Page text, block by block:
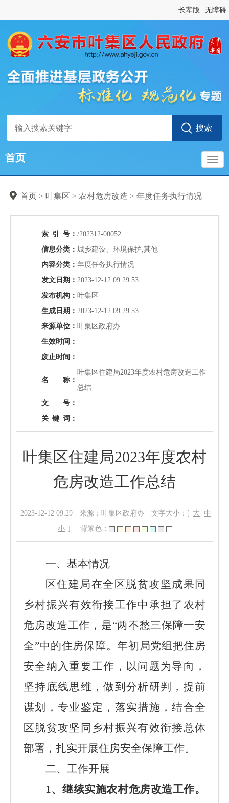
长辈版 无障碍
首页
首页 > 叶集区 > 农村危房改造 > 年度任务执行情况
索 引 号： /202312-00052
信息分类： 城乡建设、环境保护,其他
内容分类： 年度任务执行情况
发文日期： 2023-12-12 09:29:53
发布机构： 叶集区
生成日期： 2023-12-12 09:29:53
来源单位： 叶集区政府办
生效时间：
废止时间：
名 称：
叶集区住建局2023年度农村危房改造工作
总结
文 号：
关 键 词：
叶集区住建局2023年度农村
危房改造工作总结
2023-12-12 09:29 来源：叶集区政府办 文字大小：[ 大
中
小 ] 背景色：
一、基本情况
区住建局在全区脱贫攻坚成果同
乡村振兴有效衔接工作中承担了农村
危房改造工作，是“两不愁三保障一安
全”中的住房保障。年初局党组把住房
安全纳入重要工作，以问题为导向，
坚持底线思维，做到分析研判，提前
谋划，专业鉴定，落实措施，结合全
区脱贫攻坚同乡村振兴有效衔接总体
部署，扎实开展住房安全保障工作。
二、工作开展
1、继续实施农村危房改造工作。